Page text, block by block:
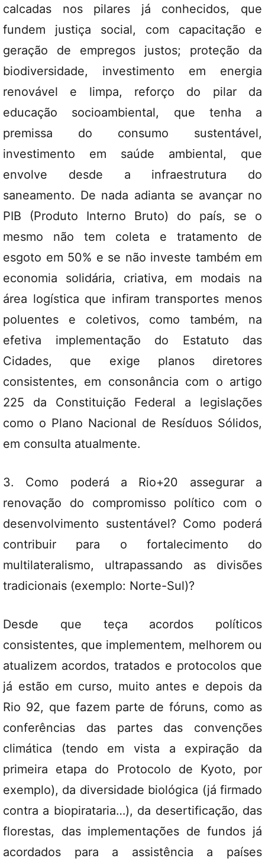
calcadas nos pilares já conhecidos, que
fundem justiça social, com capacitação e
geração de empregos justos; proteção da
biodiversidade, investimento em energia
renovável e limpa, reforço do pilar da
educação socioambiental, que tenha a
premissa do consumo sustentável,
investimento em saúde ambiental, que
envolve desde a infraestrutura do
saneamento. De nada adianta se avançar no
PIB (Produto Interno Bruto) do país, se o
mesmo não tem coleta e tratamento de
esgoto em 50% e se não investe também em
economia solidária, criativa, em modais na
área logística que infiram transportes menos
poluentes e coletivos, como também, na
efetiva implementação do Estatuto das
Cidades, que exige planos diretores
consistentes, em consonância com o artigo
225 da Constituição Federal a legislações
como o Plano Nacional de Resíduos Sólidos,
em consulta atualmente.
3. Como poderá a Rio+20 assegurar a
renovação do compromisso político com o
desenvolvimento sustentável? Como poderá
contribuir para o fortalecimento do
multilateralismo, ultrapassando as divisões
tradicionais (exemplo: Norte-Sul)?
Desde que teça acordos políticos
consistentes, que implementem, melhorem ou
atualizem acordos, tratados e protocolos que
já estão em curso, muito antes e depois da
Rio 92, que fazem parte de fóruns, como as
conferências das partes das convenções
climática (tendo em vista a expiração da
primeira etapa do Protocolo de Kyoto, por
exemplo), da diversidade biológica (já firmado
contra a biopirataria…), da desertificação, das
florestas, das implementações de fundos já
acordados para a assistência a países